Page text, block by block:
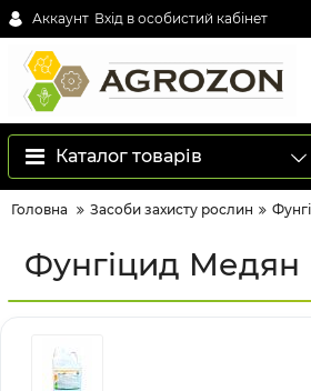
Аккаунт Вхід в особистий кабінет
Каталог товарів
Головна Засоби захисту рослин
Фунгіцид Медян